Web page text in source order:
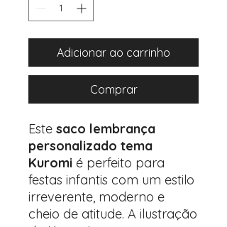
Adicionar ao carrinho
Comprar
Este saco lembrança
personalizado tema
Kuromi é perfeito para
festas infantis com um estilo
irreverente, moderno e
cheio de atitude. A ilustração